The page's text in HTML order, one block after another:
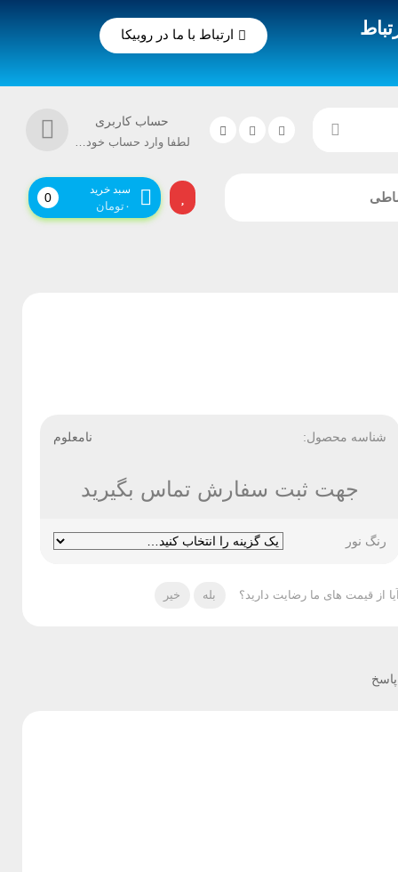
ارتباط با ما در روبیکا
حساب کاربری
لطفا وارد حساب خود شوید!
سبد خرید
تومان۰
0
شناسه محصول:
نامعلوم
جهت ثبت سفارش تماس بگیرید
رنگ نور
آیا از قیمت های ما رضایت دارید؟ بله خیر